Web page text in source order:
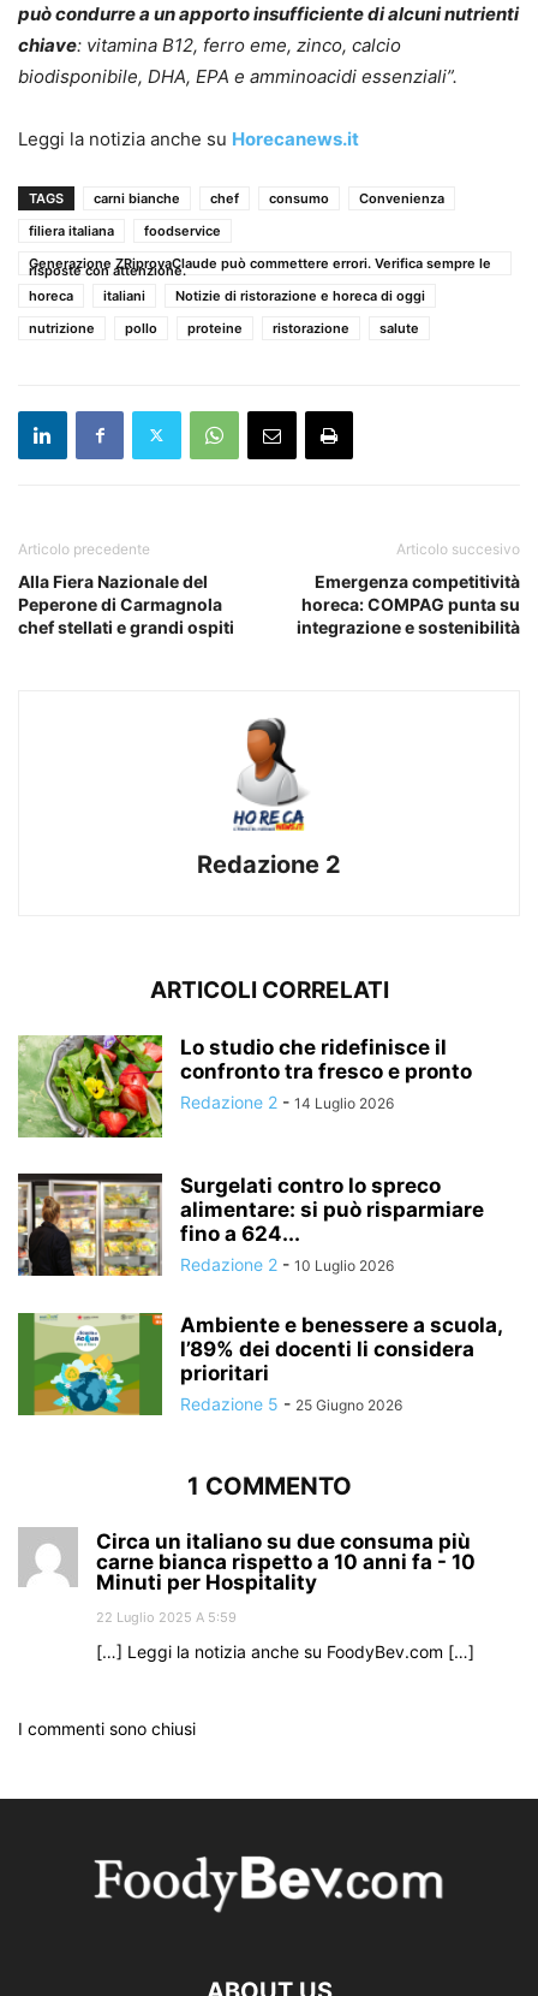
può condurre a un apporto insufficiente di alcuni nutrienti
chiave: vitamina B12, ferro eme, zinco, calcio
biodisponibile, DHA, EPA e amminoacidi essenziali”.
Leggi la notizia anche su Horecanews.it
TAGS carni bianche chef consumo
Convenienza
filiera italiana
foodservice
Generazione ZRiprovaClaude può commettere errori. Verifica sempre le
risposte con attenzione.
horeca
italiani
Notizie di ristorazione e horeca di oggi
nutrizione
pollo proteine ristorazione salute
Articolo precedente
Alla Fiera Nazionale del
Peperone di Carmagnola
chef stellati e grandi ospiti
Articolo succesivo
Emergenza competitività
horeca: COMPAG punta su
integrazione e sostenibilità
Redazione 2
ARTICOLI CORRELATI
Lo studio che ridefinisce il
confronto tra fresco e pronto
Redazione 2 - 14 Luglio 2026
Surgelati contro lo spreco
alimentare: si può risparmiare
fino a 624...
Redazione 2 - 10 Luglio 2026
Ambiente e benessere a scuola,
l’89% dei docenti li considera
prioritari
Redazione 5 - 25 Giugno 2026
1 COMMENTO
Circa un italiano su due consuma più
carne bianca rispetto a 10 anni fa - 10
Minuti per Hospitality
22 Luglio 2025 A 5:59
[…] Leggi la notizia anche su FoodyBev.com […]
I commenti sono chiusi